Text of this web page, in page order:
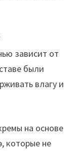
зависит от
были
влагу и
на основе
которые не